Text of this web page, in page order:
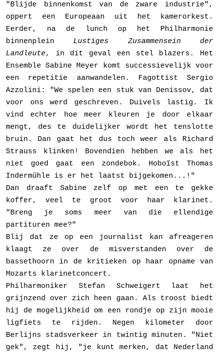
"Blijde binnenkomst van de zware industrie",
oppert een Europeaan uit het kamerorkest.
Eerder, na de lunch op het Philharmo­nie
binnenplein Lustiges Zusam­men­sein der
Landleute, in dit geval een stel blazers. Het
Ensemble Sabine Meyer komt successievelijk voor
een repetitie aanwandelen. Fagottist Sergio
Azzolini: "We spelen een stuk van Denissov, dat
voor ons werd geschreven. Duivels lastig. Ik
vind echter hoe meer kleuren je door elkaar
mengt, des te duidelij­ker wordt het tenslotte
bruin. Dan gaat het dus toch weer als Richard
Strauss klinken! Bovendien hebben we als het
niet goed gaat een zondebok. Hoboïst Thomas
Indermühle is er het laatst bijgekomen...!"
Dan draaft Sabine zelf op met een te gekke
koffer, veel te groot voor haar klarinet.
"Breng je soms meer van die ellendige
partituren mee?"
Blij dat ze op een journalist kan afreageren
klaagt ze over de misver­standen over de
bassethoorn in de kritieken op haar opname van
Mozarts klarinetconcert.
Philharmoniker Stefan Schweigert laat het
grijnzend over zich heen gaan. Als troost biedt
hij de mogelijkheid om een rondje op zijn mooie
lig­fiets te rijden. Negen kilometer door
Berlijns stadsverkeer in twintig minuten. "Niet
gek", zegt hij, "je kunt merken, dat Nederland